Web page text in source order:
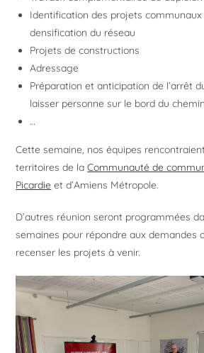
Identification des projets
densification du réseau
Projets de constructions
Adressage
Préparation et anticipation de l’arrêt
laisser personne sur le bord du chemin
…
Cette semaine, nos équipes
territoires de laCommunauté de
Picardie et d’Amiens Métropole.
D’autres réunion seront programmées
semaines pour répondre aux demandes
recenser les projets à venir.